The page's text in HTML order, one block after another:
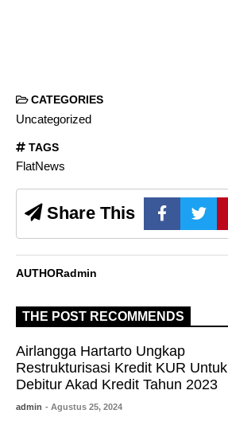
CATEGORIES
Uncategorized
TAGS
FlatNews
Share This
AUTHORadmin
THE POST RECOMMENDS
Airlangga Hartarto Ungkap
Restrukturisasi Kredit KUR Untuk
Debitur Akad Kredit Tahun 2023
admin - Agustus 25, 2024